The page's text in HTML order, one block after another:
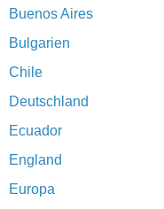
Buenos Aires
Bulgarien
Chile
Deutschland
Ecuador
England
Europa